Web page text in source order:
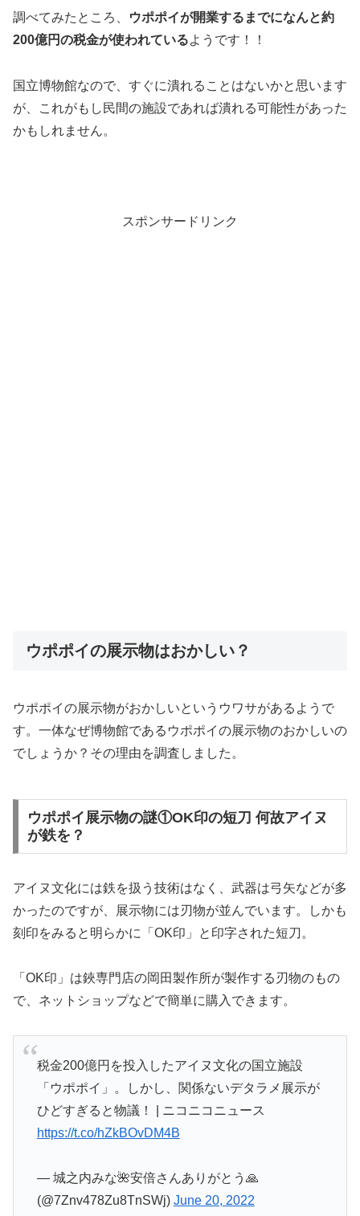
調べてみたところ、
ウポポイが開業するまでになんと約
200億円の税金が使われているようです！！
国立博物館なので、すぐに潰れることはないかと思います
が、これがもし民間の施設であれば潰れる可能性があった
かもしれません。
スポンサードリンク
ウポポイの展示物はおかしい？
ウポポイの展示物がおかしいというウワサがあるようで
す。一体なぜ博物館であるウポポイの展示物のおかしいの
でしょうか？その理由を調査しました。
ウポポイ展示物の謎①OK印の短刀 何故アイヌ
が鉄を？
アイヌ文化には鉄を扱う技術はなく、武器は弓矢などが多
かったのですが、展示物には刃物が並んでいます。しかも
刻印をみると明らかに「OK印」と印字された短刀。
「OK印」は鋏専門店の岡田製作所が製作する刃物のもの
で、ネットショップなどで簡単に購入できます。
税金200億円を投入したアイヌ文化の国立施設
「ウポポイ」。しかし、関係ないデタラメ展示が
ひどすぎると物議！ | ニコニコニュース
https://t.co/hZkBOvDM4B
— 城之内みな🌺安倍さんありがとう🙏
(@7Znv478Zu8TnSWj) June 20, 2022